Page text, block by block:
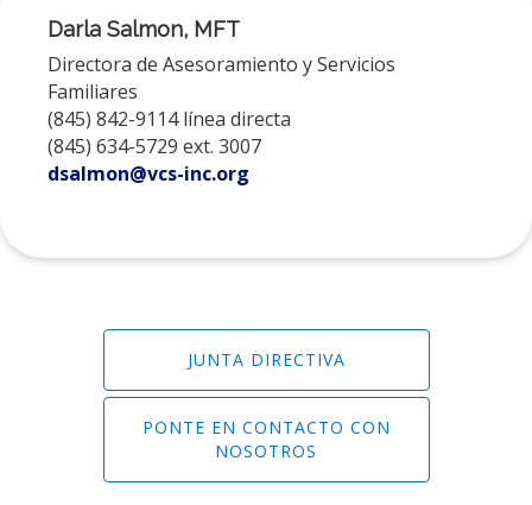
Darla Salmon, MFT
Directora de Asesoramiento y Servicios
Familiares
(845) 842-9114 línea directa
(845) 634-5729 ext. 3007
dsalmon@vcs-inc.org
JUNTA DIRECTIVA
PONTE EN CONTACTO CON
NOSOTROS